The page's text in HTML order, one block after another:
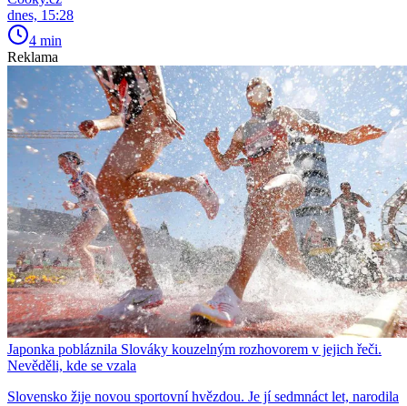
dnes, 15:28
4 min
Reklama
Japonka pobláznila Slováky kouzelným rozhovorem v jejich řeči.
Nevěděli, kde se vzala
Slovensko žije novou sportovní hvězdou. Je jí sedmnáct let, narodila